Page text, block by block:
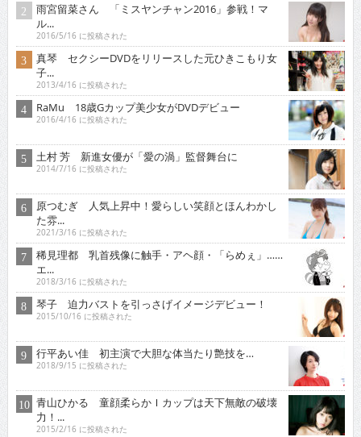
雨宮留菜さん 「ミスヤンチャン2016」参戦！マ
ル...
2016/5/16 に投稿された
真琴 セクシーDVDをリリースした元ひきこもり女
子...
2013/4/16 に投稿された
RaMu 18歳Gカップ美少女がDVDデビュー
2016/4/16 に投稿された
土村 芳 新進女優が「愛の渦」監督舞台に
2014/7/16 に投稿された
原つむぎ 人気上昇中！愛らしい笑顔とほんわかし
た雰...
2021/3/16 に投稿された
稀見理都 乳首残像に触手・アヘ顔・「らめぇ」……
エ...
2018/3/16 に投稿された
琴子 迫力バストを引っさげイメージデビュー！
2015/10/16 に投稿された
行平あい佳 初主演で大胆な体当たり艶技を…
2018/9/15 に投稿された
青山ひかる 童顔柔らかＩカップは天下無敵の破壊
力！...
2015/2/16 に投稿された